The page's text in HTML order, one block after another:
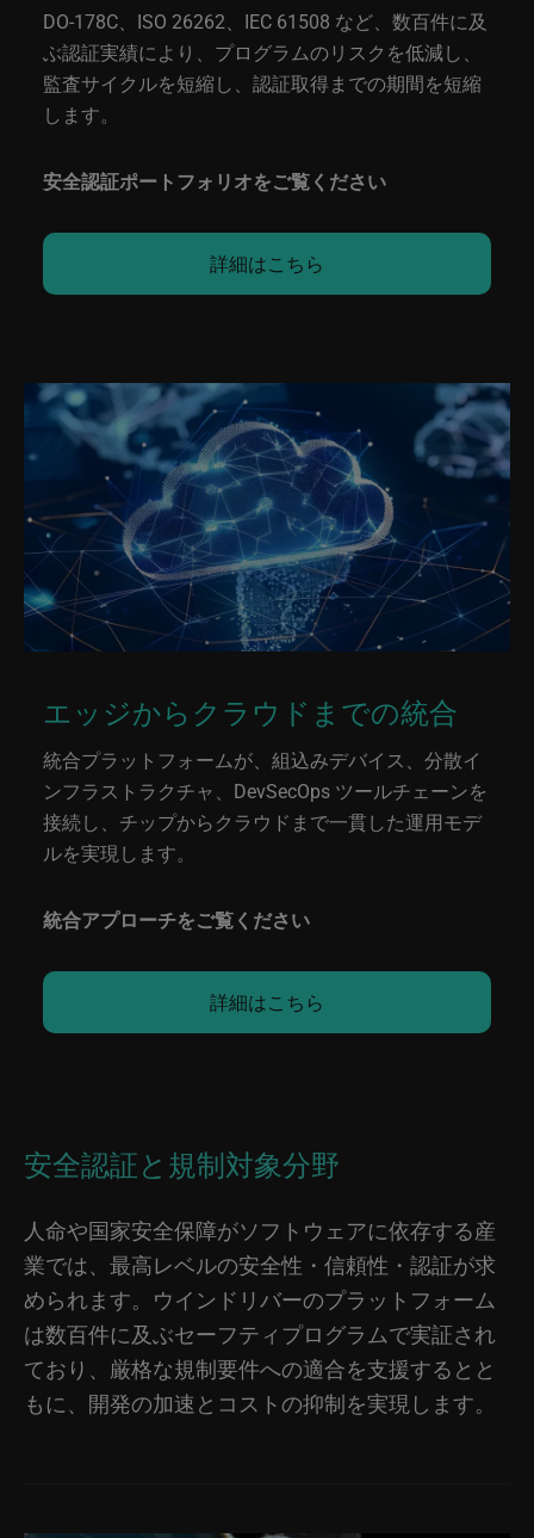
DO-178C、ISO 26262、IEC 61508 など、数百件に及
ぶ認証実績により、プログラムのリスクを低減し、
監査サイクルを短縮し、認証取得までの期間を短縮
します。
安全認証ポートフォリオをご覧ください
詳細はこちら
エッジからクラウドまでの統合
統合プラットフォームが、組込みデバイス、分散イ
ンフラストラクチャ、DevSecOps ツールチェーンを
接続し、チップからクラウドまで一貫した運用モデ
ルを実現します。
統合アプローチをご覧ください
詳細はこちら
安全認証と規制対象分野
人命や国家安全保障がソフトウェアに依存する産
業では、最高レベルの安全性・信頼性・認証が求
められます。ウインドリバーのプラットフォーム
は数百件に及ぶセーフティプログラムで実証され
ており、厳格な規制要件への適合を支援するとと
もに、開発の加速とコストの抑制を実現します。